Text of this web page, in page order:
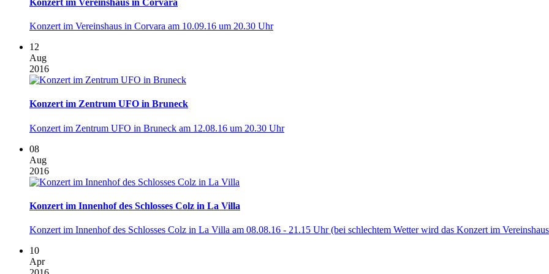
Konzert im Vereinshaus in Corvara
Konzert im Vereinshaus in Corvara am 10.09.16 um 20.30 Uhr
12
Aug
2016
Konzert im Zentrum UFO in Bruneck
Konzert im Zentrum UFO in Bruneck am 12.08.16 um 20.30 Uhr
08
Aug
2016
Konzert im Innenhof des Schlosses Colz in La Villa
Konzert im Innenhof des Schlosses Colz in La Villa am 08.08.16 - 21.15 Uhr (bei schlechtem Wetter wird das Konzert im
10
Apr